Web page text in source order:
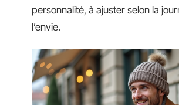
personnalité, à ajuster selon la
l’envie.